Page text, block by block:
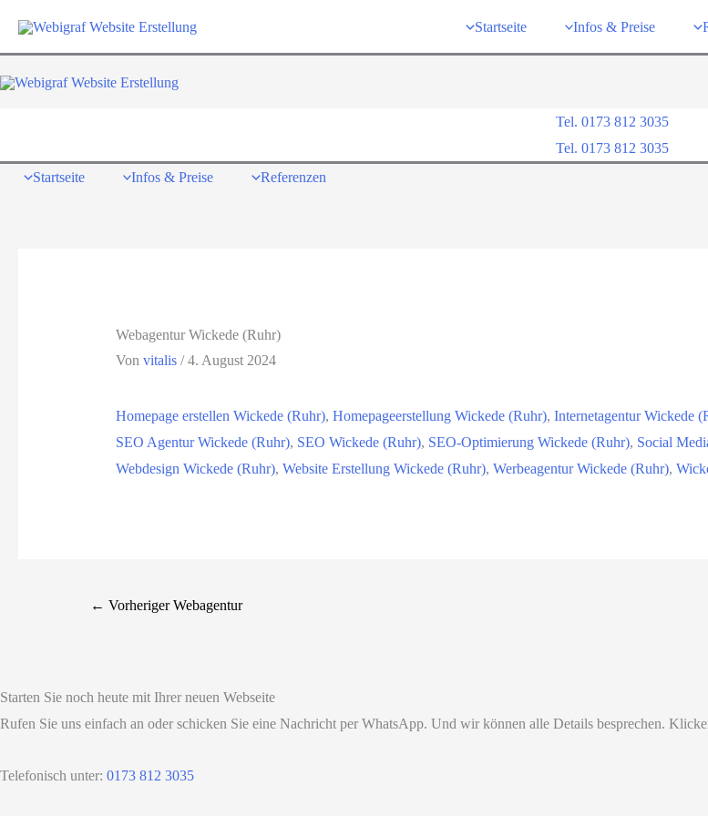
Inhalt
Startseite Infos & Preise
Tel. 0173 812 3035
Tel. 0173 812 3035
Startseite
Infos & Preise Referenzen
Webagentur Wickede (Ruhr)
Von vitalis /4. August 2024
Homepage erstellen Wickede (Ruhr), Homepageerstellung Wickede (Ruhr), Internetagentur Wickede
SEO Agentur Wickede (Ruhr), SEO Wickede (Ruhr), SEO-Optimierung Wickede (Ruhr), Social
Webdesign Wickede (Ruhr), Website Erstellung Wickede (Ruhr), Werbeagentur Wickede (Ruhr),
← Vorheriger Webagentur
Starten Sie noch heute mit Ihrer neuen Webseite
Rufen Sie uns einfach an oder schicken Sie eine Nachricht per WhatsApp. Und wir können alle Details besprechen.
Telefonisch unter: 0173 812 3035